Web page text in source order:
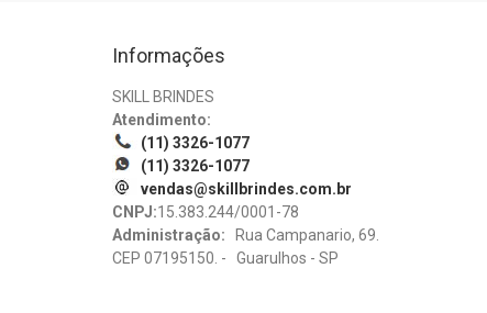
Informações
SKILL BRINDES
Atendimento:
(11) 3326-1077
(11) 3326-1077
vendas@skillbrindes.com.br
CNPJ:15.383.244/0001-78
Administração: Rua Campanario, 69.
CEP 07195150. - Guarulhos - SP